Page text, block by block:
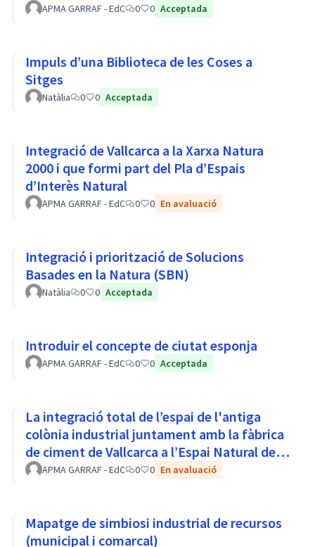
APMA GARRAF - EdC 0 0 Acceptada
Impuls d’una Biblioteca de les Coses a
Sitges
Natàlia 0 0 Acceptada
Integració de Vallcarca a la Xarxa Natura
2000 i que formi part del Pla d’Espais
d’Interès Natural
APMA GARRAF - EdC 0 0 En avaluació
Integració i priorització de Solucions
Basades en la Natura (SBN)
Natàlia 0 0 Acceptada
Introduir el concepte de ciutat esponja
APMA GARRAF - EdC 0 0 Acceptada
La integració total de l’espai de l'antiga
colònia industrial juntament amb la fàbrica
de ciment de Vallcarca a l’Espai Natural del
Parc del Garraf
APMA GARRAF - EdC 0 0 En avaluació
Mapatge de simbiosi industrial de recursos
(municipal i comarcal)